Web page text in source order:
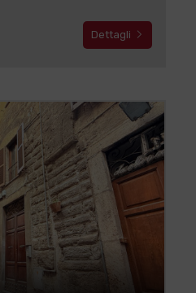
Dettagli